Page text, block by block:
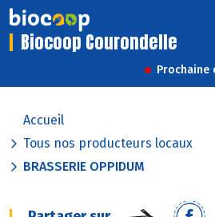
Biocoop Courondelle
Prochaine
Accueil
Tous nos producteurs locaux
BRASSERIE OPPIDUM